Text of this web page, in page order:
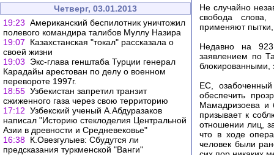
Четверг, 03.01.2013
19:23 Американский беспилотник уничтожил
полевого командира талибов Муллу Назира
19:07
Казахстанская "токал" рассказала о
своей жизни
19:03
Экс-глава генштаба Турции генерал
Карадайы арестован по делу о военном
перевороте 1997г.
18:55 Узбекистан запретил транзит
сжиженного газа через свою территорию
17:12 Узбекский ученый А.Абдуразаков
написал "Историю стеклоделия Центральной
Азии в древности и Средневековье"
16:38 К.Овезгулыев: Сбудутся ли
предсказания туркменской "Ванги"
Не случайно
свобода слова,
применяют
Недавно на
заявлением по
блокированными,
ЕС, озабоченный
обеспечить
Мамадризоева и
призывает к
отношении лиц,
что в ходе
человек были